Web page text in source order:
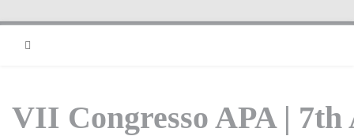
VII Congresso APA | 7th